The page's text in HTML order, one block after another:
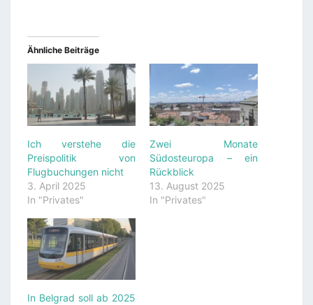
Ähnliche Beiträge
Ich verstehe die
Preispolitik von
Flugbuchungen nicht
3. April 2025
In "Privates"
Zwei Monate
Südosteuropa – ein
Rückblick
13. August 2025
In "Privates"
In Belgrad soll ab 2025